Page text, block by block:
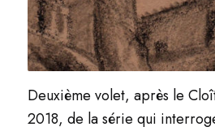
Deuxième volet, après le
2018, de la série qui